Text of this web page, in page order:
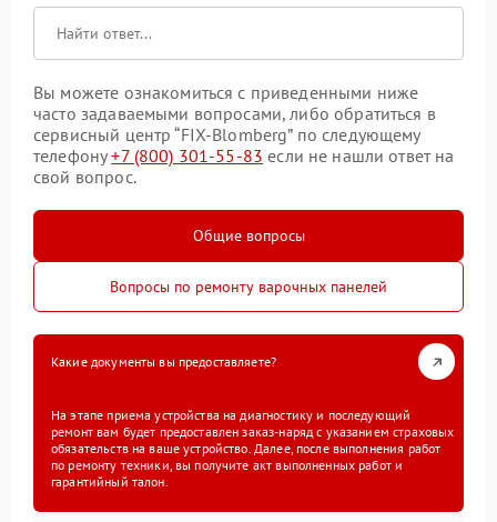
Вы можете ознакомиться с приведенными ниже
часто задаваемыми вопросами, либо обратиться в
сервисный центр “FIX-Blomberg” по следующему
телефону+7 (800) 301-55-83 если не нашли ответ на
свой вопрос.
Общие вопросы
Вопросы по ремонту варочных панелей
Какие документы вы предоставляете?
На этапе приема устройства на диагностику и последующий
ремонт вам будет предоставлен заказ-наряд с указанием страховых
обязательств на ваше устройство. Далее, после выполнения работ
по ремонту техники, вы получите акт выполненных работ и
гарантийный талон.